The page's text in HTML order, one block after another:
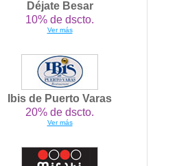
Déjate Besar
10% de dscto.
Ver más
Ibis de Puerto Varas
20% de dscto.
Ver más